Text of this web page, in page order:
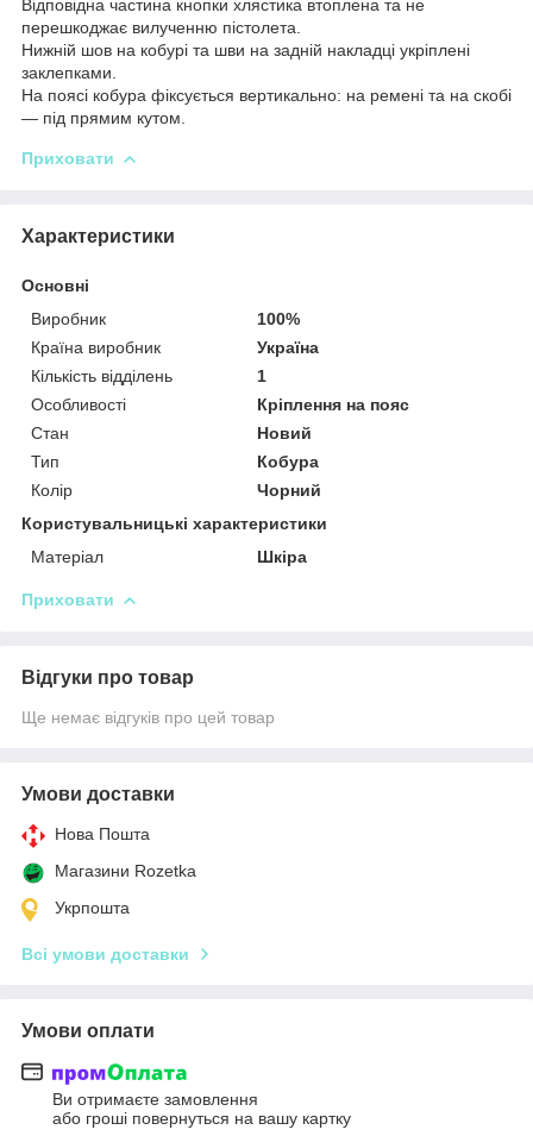
Відповідна частина кнопки хлястика втоплена та не
перешкоджає вилученню пістолета.
Нижній шов на кобурі та шви на задній накладці укріплені
заклепками.
На поясі кобура фіксується вертикально: на ремені та на скобі
— під прямим кутом.
Приховати
Характеристики
Основні
Виробник
100%
Країна виробник
Україна
Кількість відділень
1
Особливості
Кріплення на пояс
Стан
Новий
Тип
Кобура
Колір
Чорний
Користувальницькі характеристики
Матеріал
Шкіра
Приховати
Відгуки про товар
Ще немає відгуків про цей товар
Умови доставки
Нова Пошта
Магазини Rozetka
Укрпошта
Всі умови доставки
Умови оплати
Ви отримаєте замовлення
або гроші повернуться на вашу картку